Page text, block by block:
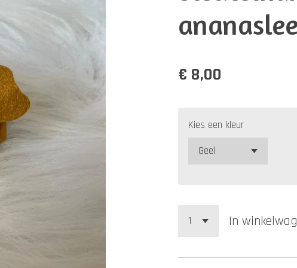
€ 8,00
Kies een kleur
In